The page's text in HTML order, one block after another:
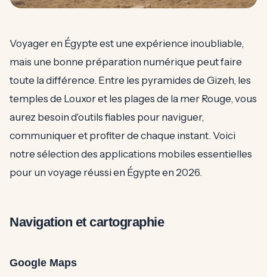
Voyager en Égypte est une expérience inoubliable,
mais une bonne préparation numérique peut faire
toute la différence. Entre les pyramides de Gizeh, les
temples de Louxor et les plages de la mer Rouge, vous
aurez besoin d'outils fiables pour naviguer,
communiquer et profiter de chaque instant. Voici
notre sélection des applications mobiles essentielles
pour un voyage réussi en Égypte en 2026.
Navigation et cartographie
Google Maps